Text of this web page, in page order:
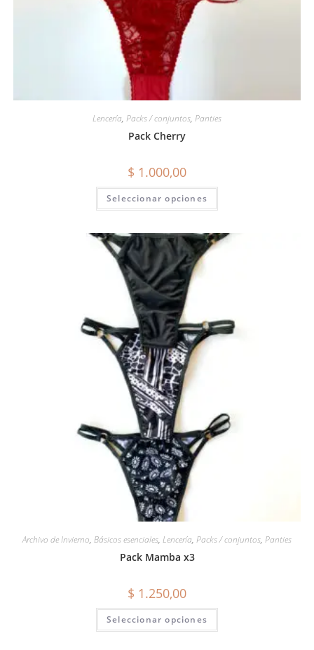
Lencería, Packs / conjuntos, Panties
Pack Cherry
$ 1.000,00
Seleccionar opciones
Archivo de Invierno, Básicos esenciales, Lencería, Packs / conjuntos, Panties
Pack Mamba x3
$ 1.250,00
Seleccionar opciones